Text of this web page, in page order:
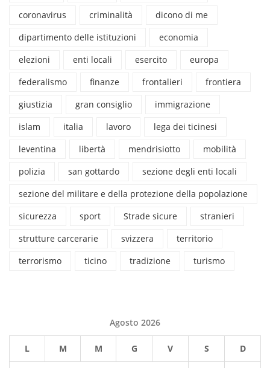
coronavirus
criminalità
dicono di me
dipartimento delle istituzioni
economia
elezioni
enti locali esercito
europa
federalismo
finanze frontalieri
frontiera
giustizia
gran consiglio
immigrazione
islam
italia lavoro
lega dei ticinesi
leventina
libertà mendrisiotto
mobilità
polizia
san gottardo
sezione degli enti locali
sezione del militare e della protezione della popolazione
sicurezza
sport Strade sicure
stranieri
strutture carcerarie
svizzera
territorio
terrorismo
ticino tradizione turismo
Agosto 2026
L M M G V S D